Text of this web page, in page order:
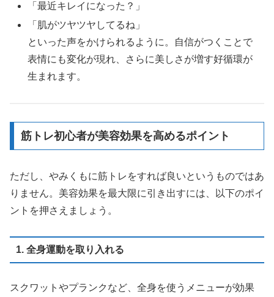
「最近キレイになった？」
「肌がツヤツヤしてるね」
といった声をかけられるように。自信がつくことで
表情にも変化が現れ、さらに美しさが増す好循環が
生まれます。
筋トレ初心者が美容効果を高めるポイント
ただし、やみくもに筋トレをすれば良いというものではあ
りません。美容効果を最大限に引き出すには、以下のポイ
ントを押さえましょう。
1. 全身運動を取り入れる
スクワットやプランクなど、全身を使うメニューが効果